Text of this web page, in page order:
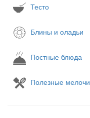
Тесто
Блины и оладьи
Постные блюда
Полезные мелочи